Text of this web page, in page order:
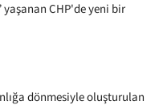
yaşanan CHP'de yeni bir
dönmesiyle oluşturulan